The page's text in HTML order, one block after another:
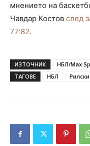
мнението на
Чавдар Костов след
77:82.
ИЗТОЧНИК
НБЛ/Max
ТАГОВЕ
НБЛ